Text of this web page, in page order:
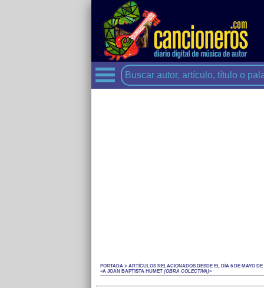
PORTADA > ARTÍCULOS RELACIONADOS DESDE EL DÍA 6 DE MAYO DE
«A JOAN BAPTISTA HUMET(OBRA COLECTIVA)»